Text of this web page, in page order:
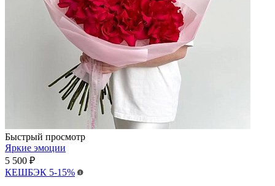
Быстрый просмотр
Яркие эмоции
5 500 ₽
КЕШБЭК 5-15%